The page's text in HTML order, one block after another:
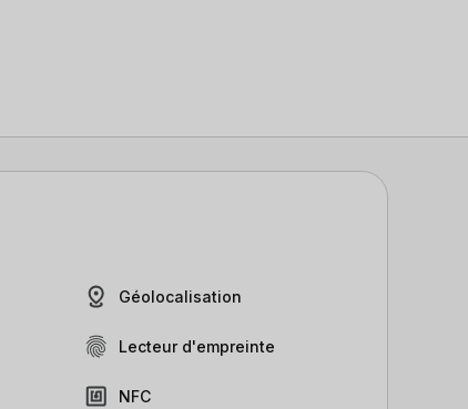
Géolocalisation
Lecteur d'empreinte
NFC